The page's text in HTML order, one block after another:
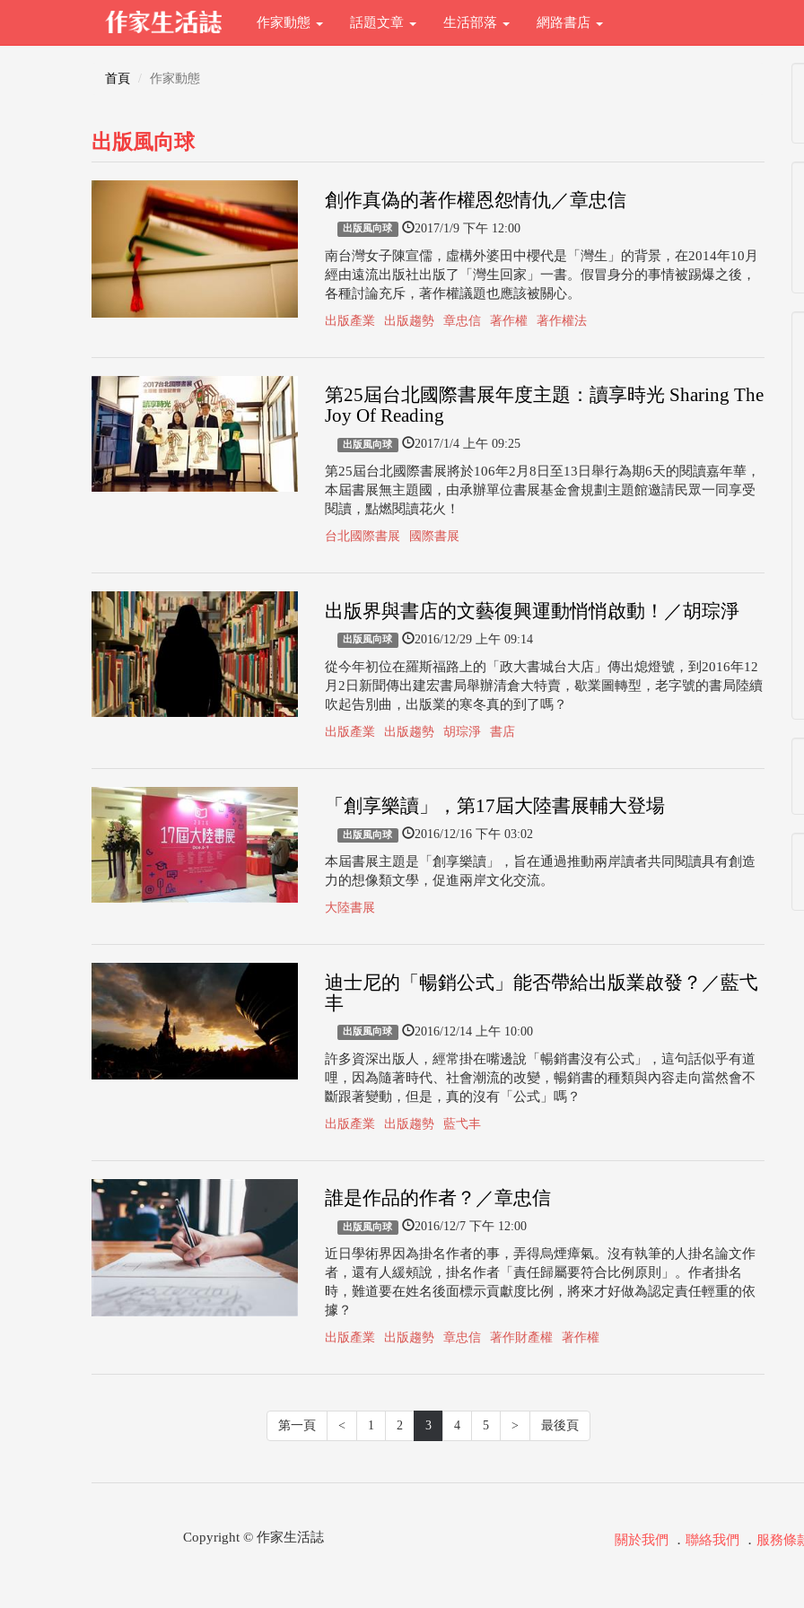
作家動態 話題文章 生活部落 網路書店
首頁 作家動態
出版風向球
創作真偽的著作權恩怨情仇／章忠信
出版風向球 2017/1/9 下午 12:00
南台灣女子陳宣儒，虛構外婆田中櫻代是「灣生」的背景，在2014年10月
經由遠流出版社出版了「灣生回家」一書。假冒身分的事情被踢爆之後，
各種討論充斥，著作權議題也應該被關心。
出版產業 出版趨勢 章忠信 著作權 著作權法
第25屆台北國際書展年度主題：讀享時光 Sharing The
Joy Of Reading
出版風向球 2017/1/4 上午 09:25
第25屆台北國際書展將於106年2月8日至13日舉行為期6天的閱讀嘉年華，
本屆書展無主題國，由承辦單位書展基金會規劃主題館邀請民眾一同享受
閱讀，點燃閱讀花火！
台北國際書展 國際書展
出版界與書店的文藝復興運動悄悄啟動！／胡琮淨
出版風向球 2016/12/29 上午 09:14
從今年初位在羅斯福路上的「政大書城台大店」傳出熄燈號，到2016年12
月2日新聞傳出建宏書局舉辦清倉大特賣，歇業圖轉型，老字號的書局陸續
吹起告別曲，出版業的寒冬真的到了嗎？
出版產業 出版趨勢 胡琮淨 書店
「創享樂讀」，第17屆大陸書展輔大登場
出版風向球 2016/12/16 下午 03:02
本屆書展主題是「創享樂讀」，旨在通過推動兩岸讀者共同閱讀具有創造
力的想像類文學，促進兩岸文化交流。
大陸書展
迪士尼的「暢銷公式」能否帶給出版業啟發？／藍弋
丰
出版風向球 2016/12/14 上午 10:00
許多資深出版人，經常掛在嘴邊說「暢銷書沒有公式」，這句話似乎有道
哩，因為隨著時代、社會潮流的改變，暢銷書的種類與內容走向當然會不
斷跟著變動，但是，真的沒有「公式」嗎？
出版產業 出版趨勢 藍弋丰
誰是作品的作者？／章忠信
出版風向球 2016/12/7 下午 12:00
近日學術界因為掛名作者的事，弄得烏煙瘴氣。沒有執筆的人掛名論文作
者，還有人緩頰說，掛名作者「責任歸屬要符合比例原則」。作者掛名
時，難道要在姓名後面標示貢獻度比例，將來才好做為認定責任輕重的依
據？
出版產業 出版趨勢 章忠信 著作財產權 著作權
第一頁 < 1 2 3 4 5 > 最後頁
Copyright © 作家生活誌 關於我們 ． 聯絡我們 ． 服務條